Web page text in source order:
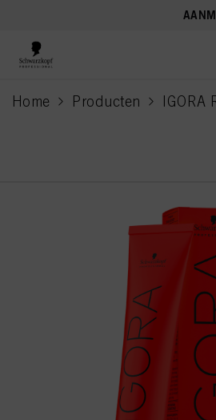
Home Producten IGORA
current